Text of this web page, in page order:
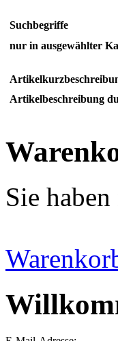
Suchbegriffe
nur in ausgewählter
Artikelbeschreibung
Sie